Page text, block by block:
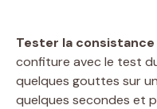
Tester la consistance
confiture avec le test
quelques gouttes sur
quelques secondes et